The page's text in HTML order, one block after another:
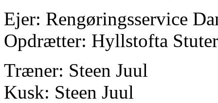
Ejer: Rengøringsservice
Opdrætter: Hyllstofta
Træner: Steen Juul
Kusk: Steen Juul